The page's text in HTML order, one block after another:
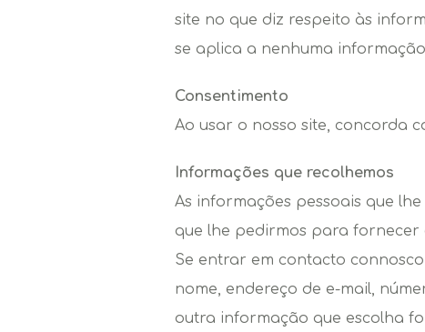
site no que diz respeito às
se aplica a nenhuma
Consentimento
Ao usar o nosso site, concorda
Informações que recolhemos
As informações pessoais que
que lhe pedirmos para fornecer
Se entrar em contacto
nome, endereço de e-mail,
outra informação que escolha